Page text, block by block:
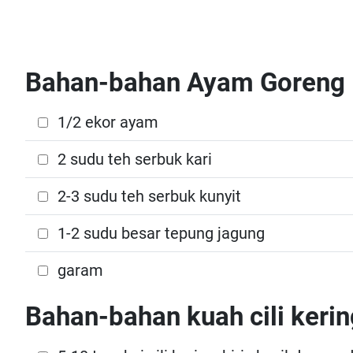
Bahan-bahan Ayam Goreng
1/2 ekor ayam
2 sudu teh serbuk kari
2-3 sudu teh serbuk kunyit
1-2 sudu besar tepung jagung
garam
Bahan-bahan kuah cili